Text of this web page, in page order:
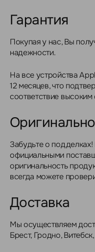
Гарантия
Покупая у нас, Вы
надежности.
На все устройства
12 месяцев, что
соответствие высоким
Забудьте о
официальными
оригинальность
всегда можете
Доставка
Мы осуществляем
Брест, Гродно,